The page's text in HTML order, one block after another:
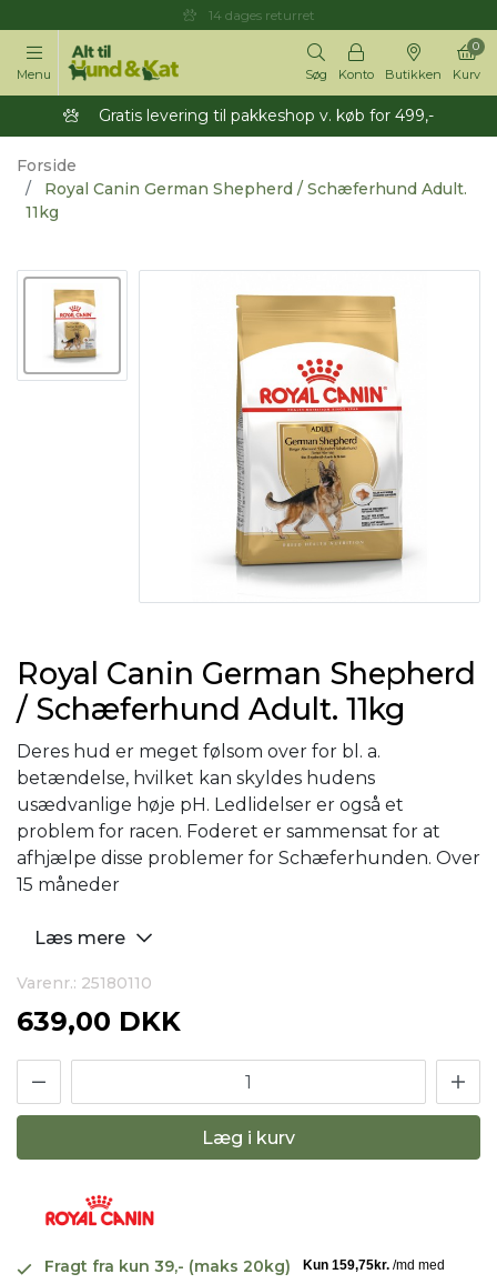
14 dages returret
Menu Søg Konto Butikken Kurv
0
Gratis levering til pakkeshop v. køb for 499,-
Forside
Royal Canin German Shepherd / Schæferhund Adult.
11kg
Royal Canin German Shepherd
/ Schæferhund Adult. 11kg
Deres hud er meget følsom over for bl. a.
betændelse, hvilket kan skyldes hudens
usædvanlige høje pH. Ledlidelser er også et
problem for racen. Foderet er sammensat for at
afhjælpe disse problemer for Schæferhunden. Over
15 måneder
Læs mere
Varenr.: 25180110
639,00 DKK
Læg i kurv
Fragt fra kun 39,- (maks 20kg)